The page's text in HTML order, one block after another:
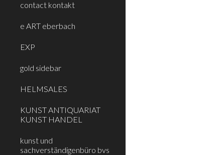
contact kontakt
e ART eberbach
EXP
gold sidebar
HELMSALES
KUNST ANTIQUARIAT
KUNST HANDEL
kunst und
sachverständigenbüro bvs